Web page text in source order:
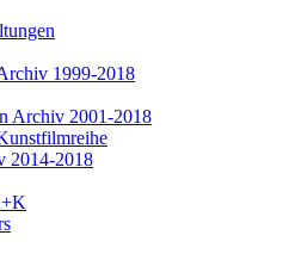
1999-2018
Archiv 2001-2018
2014-2018